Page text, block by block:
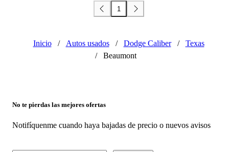
1
Inicio / Autos usados / Dodge Caliber /
Texas
/
Beaumont
No te pierdas las mejores ofertas
Notifíquenme cuando haya bajadas de precio o nuevos avisos